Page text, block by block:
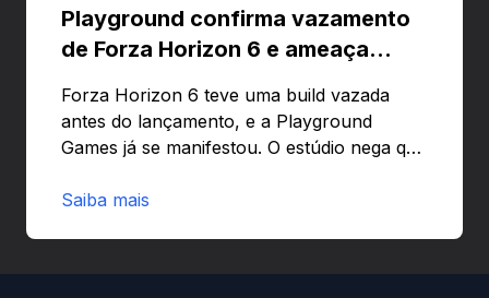
Playground confirma vazamento
de Forza Horizon 6 e ameaça
Forza Horizon 6 teve uma build vazada
antes do lançamento, e a Playground
Games já se manifestou. O estúdio nega que
preload e avisa que quem usar versões não
Saiba mais